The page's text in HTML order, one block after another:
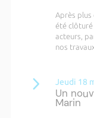
Après plus
été
acteurs,
nos
Jeudi 18
Un
Marin